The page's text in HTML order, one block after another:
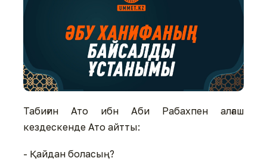
Табиғин Ато ибн Аби Рабахпен алғаш
кездескенде Ато айтты:
- Қайдан боласың?